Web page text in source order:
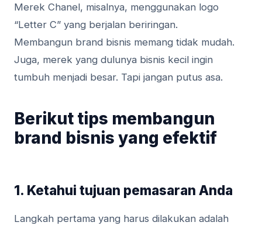
Merek Chanel, misalnya, menggunakan logo
“Letter C” yang berjalan beriringan.
Membangun brand bisnis memang tidak mudah.
Juga, merek yang dulunya bisnis kecil ingin
tumbuh menjadi besar. Tapi jangan putus asa.
Berikut tips membangun
brand bisnis yang efektif
1. Ketahui tujuan pemasaran Anda
Langkah pertama yang harus dilakukan adalah